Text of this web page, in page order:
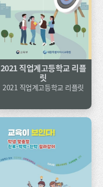
2021 직업계고등학교 리플
릿
2021 직업계고등학교 리플릿